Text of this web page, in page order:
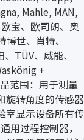
Mahle, MAN,
宝、欧司朗、奥
世、肖特、
TÜV、威能、
+
范围：用于测量
旋转角度的传感器
室显示设备所有传
用过程控制器，